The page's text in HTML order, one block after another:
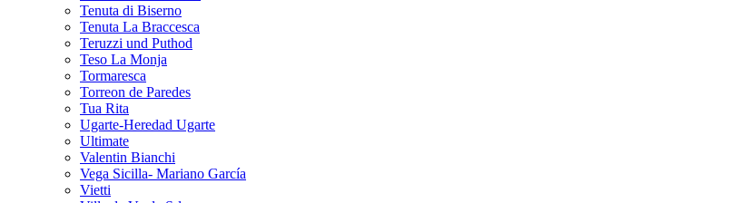
Tenuta di Biserno
Tenuta La Braccesca
Teruzzi und Puthod
Teso La Monja
Tormaresca
Torreon de Paredes
Tua Rita
Ugarte-Heredad Ugarte
Ultimate
Valentin Bianchi
Vega Sicilla- Mariano García
Vietti